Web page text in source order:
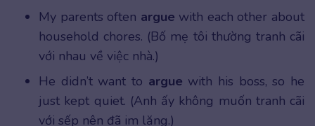
My parents often argue with each other about
household chores. (Bố mẹ tôi thường tranh cãi
với nhau về việc nhà.)
He didn’t want to argue with his boss, so he
just kept quiet. (Anh ấy không muốn tranh cãi
với sếp nên đã im lặng.)